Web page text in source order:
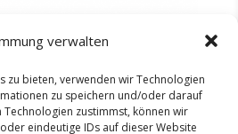
verwalten
zu bieten, verwenden wir Technologien
zu speichern und/oder darauf
Technologien zustimmst, können wir
eindeutige IDs auf dieser Website
Ana Wimmer